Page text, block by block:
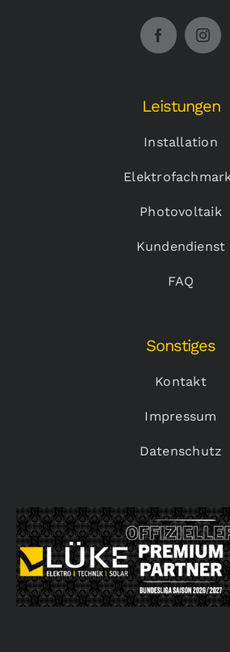
Leistungen
Installation
Photovoltaik
Kundendienst
FAQ
Sonstiges
Kontakt
Impressum
Datenschutz